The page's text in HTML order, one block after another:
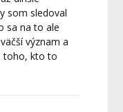
som sledoval
sa na to ale
význam a
toho, kto to